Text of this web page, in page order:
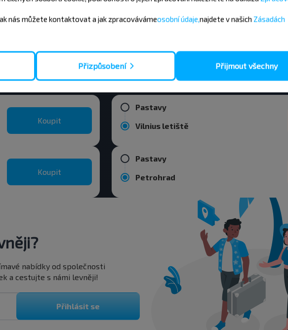
National Airport Minsk
Pastavy
Koupit
Koupit
Pastavy
Vilnius letiště
Pastavy
Petrohrad
nabídky od společnosti
a cestujte s námi levněji!
Přihlásit se
nás můžete kontaktovat a jak zpracovávámeosobní údaje,najdete v našich Zásadách
Přizpůsobení Přijmout všechny